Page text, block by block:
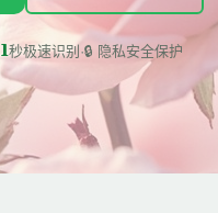
1秒极速识别·🔒 隐私安全保护